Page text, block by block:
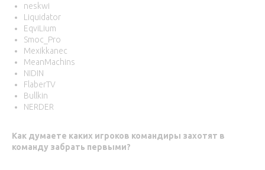
neskwi
Liquidator
EqviLium
Smoc_Pro
Mexikkanec
MeanMachins
NIDIN
FlaberTV
Bullkin
NERDER
Как думаете каких игроков командиры захотят в
команду забрать первыми?